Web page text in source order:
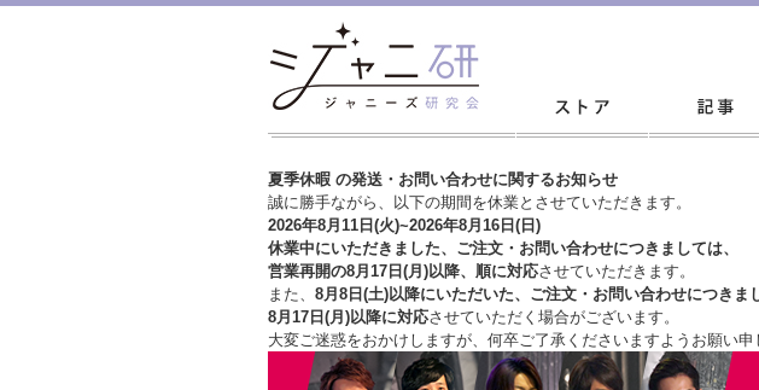
夏季休暇 の発送・お問い合わせに関するお知らせ
誠に勝手ながら、以下の期間を休業とさせていただきます。
2026年8月11日(火)~2026年8月16日(日)
休業中にいただきました、ご注文・お問い合わせにつきましては、
営業再開の8月17日(月)以降、順に対応させていただきます。
また、 8月8日(土)以降にいただいた、ご注文・ お問い合わせにつきま
8月17日(月)以降に対応させていただく場合がございます。
大変ご迷惑をおかけしますが、 何卒ご了承くださいますようお願い申